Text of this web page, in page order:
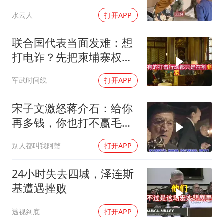
奋进开新局 实干挑大梁
水云人 打开APP
联合国代表当面发难：想
打电诈？先把柬埔寨权贵
军武时间线 打开APP
宋子文激怒蒋介石：给你
再多钱，你也打不赢毛泽
别人都叫我阿螫 打开APP
24小时失去四城，泽连斯
基遭遇挫败
透视到底 打开APP